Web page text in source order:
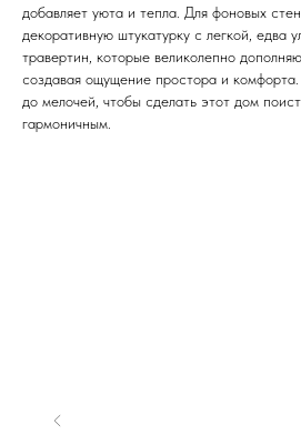
добавляет уюта и тепла. Для фоновых
декоративную штукатурку с легкой, едва
травертин, которые великолепно
создавая ощущение простора и
до мелочей, чтобы сделать этот дом
гармоничным.